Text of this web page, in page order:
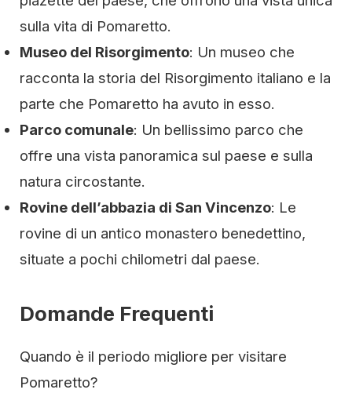
sulla vita di Pomaretto.
Museo del Risorgimento: Un museo che
racconta la storia del Risorgimento italiano e la
parte che Pomaretto ha avuto in esso.
Parco comunale: Un bellissimo parco che
offre una vista panoramica sul paese e sulla
natura circostante.
Rovine dell’abbazia di San Vincenzo: Le
rovine di un antico monastero benedettino,
situate a pochi chilometri dal paese.
Domande Frequenti
Quando è il periodo migliore per visitare
Pomaretto?